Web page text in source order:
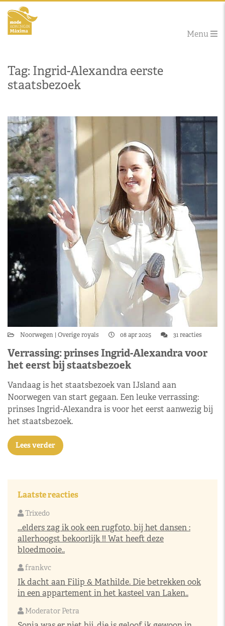
Menu
Tag: Ingrid-Alexandra eerste
staatsbezoek
Noorwegen Overige royals 08 apr 2025 31 reacties
Verrassing: prinses Ingrid-Alexandra voor
het eerst bij staatsbezoek
Vandaag is het staatsbezoek van IJsland aan
Noorwegen van start gegaan. Een leuke verrassing:
prinses Ingrid-Alexandra is voor het eerst aanwezig bij
het staatsbezoek.
Lees verder
Laatste reacties
Trixedo
...elders zag ik ook een rugfoto, bij het dansen :
allerhoogst bekoorlijk !! Wat heeft deze
bloedmooie..
frankvc
Ik dacht aan Filip & Mathilde. Die betrekken ook
in een appartement in het kasteel van Laken..
Moderator Petra